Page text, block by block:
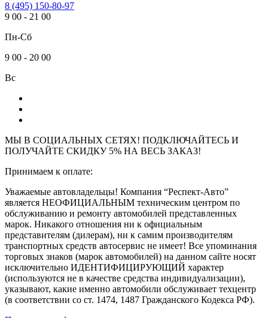
8 (495) 150-80-97
9 00 - 21 00
Пн-Сб
9 00 - 20 00
Вс
МЫ В СОЦИАЛЬНЫХ СЕТЯХ! ПОДКЛЮЧАЙТЕСЬ И
ПОЛУЧАЙТЕ СКИДКУ 5% НА ВЕСЬ ЗАКАЗ!
Принимаем к оплате:
Уважаемые автовладельцы! Компания “Респект-Авто”
является НЕОФИЦИАЛЬНЫМ техническим центром по
обслуживанию и ремонту автомобилей представленных
марок. Никакого отношения ни к официальным
представителям (дилерам), ни к самим производителям
транспортных средств автосервис не имеет! Все упоминания
торговых знаков (марок автомобилей) на данном сайте носят
исключительно ИДЕНТИФИЦИРУЮЩИЙ характер
(используются не в качестве средства индивидуализации),
указывают, какие именно автомобили обслуживает техцентр
(в соответствии со ст. 1474, 1487 Гражданского Кодекса РФ).